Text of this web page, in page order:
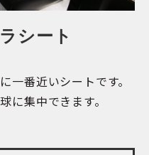
シート
一番近いシートです。
に集中できます。